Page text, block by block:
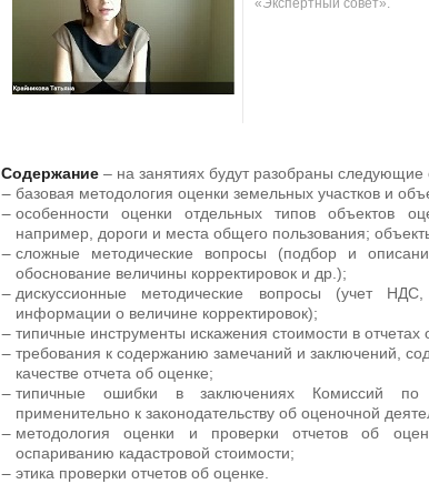
«Экспертный совет».
Содержание – на занятиях будут разобраны
базовая методология оценки земельных участков и
особенности оценки отдельных типов объектов
например, дороги и места общего пользования;
сложные методические вопросы (подбор и
обоснование величины корректировок и др.);
дискуссионные методические вопросы (учет НДС,
информации о величине корректировок);
типичные инструменты искажения стоимости в
требования к содержанию замечаний и заключений,
качестве отчета об оценке;
типичные ошибки в заключениях Комиссий
применительно к законодательству об оценочной
методология оценки и проверки отчетов об
оспариванию кадастровой стоимости;
этика проверки отчетов об оценке.